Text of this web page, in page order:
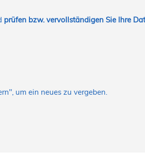
prüfen bzw. vervollständigen Sie Ihre
um ein neues zu vergeben.